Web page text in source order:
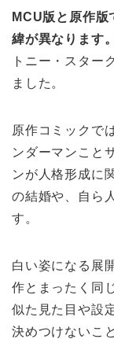
MCU版と原作版
緯が異なります。
トニー・スター
ました。
原作コミックで
ンダーマンこと
ンが人格形成に
の結婚や、自ら
す。
白い姿になる展
作とまったく同
似た見た目や設
決めつけないこ